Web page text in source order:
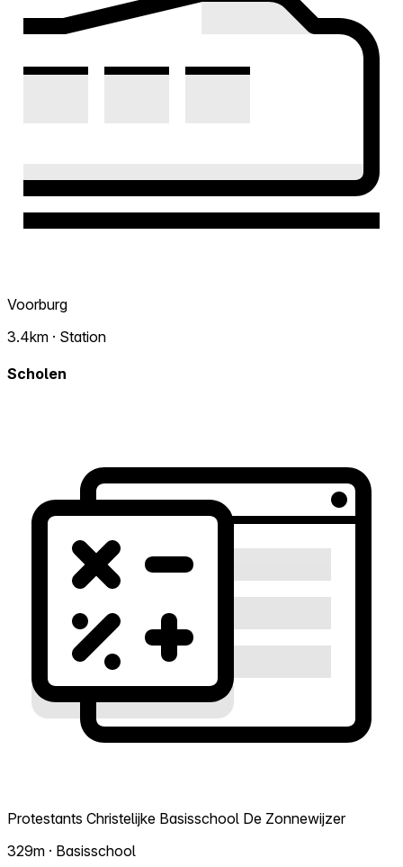
Voorburg
3.4km · Station
Scholen
Protestants Christelijke Basisschool De Zonnewijzer
329m · Basisschool